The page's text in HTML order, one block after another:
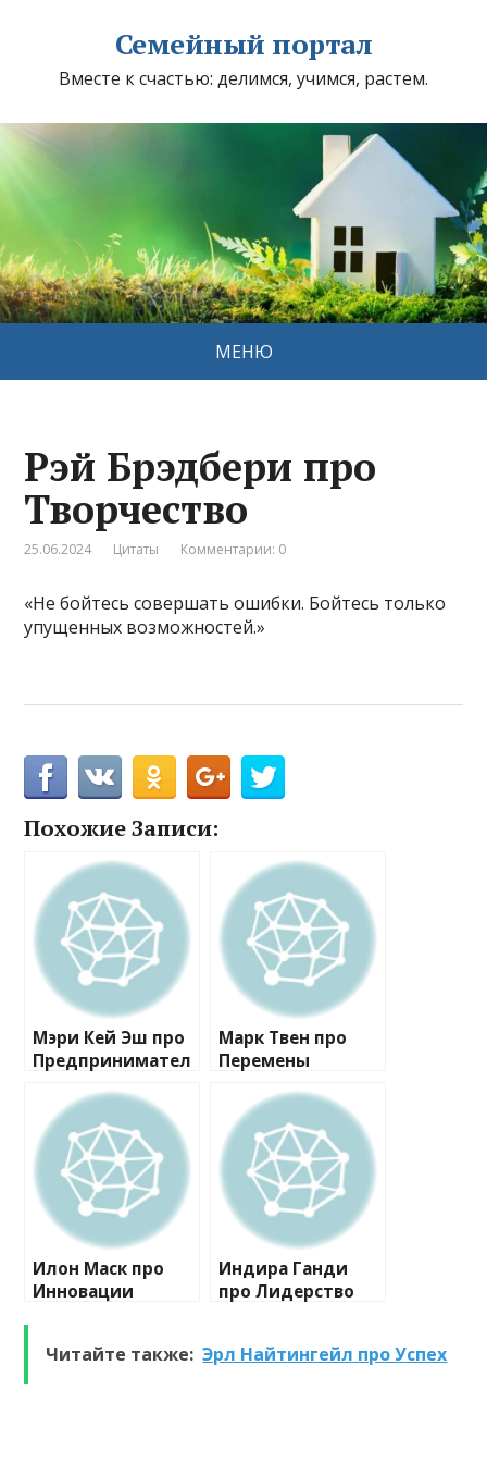
Семейный портал
Вместе к счастью: делимся, учимся, растем.
МЕНЮ
Рэй Брэдбери про
Творчество
25.06.2024 Цитаты Комментарии: 0
«Не бойтесь совершать ошибки. Бойтесь только
упущенных возможностей.»
Похожие Записи:
Мэри Кей Эш про
Предпринимател
Марк Твен про
Перемены
Илон Маск про
Инновации
Индира Ганди
про Лидерство
Читайте также: Эрл Найтингейл про Успех